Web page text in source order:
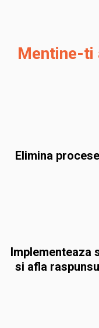
Mentine-ti
Elimina
Implementeaza
si afla